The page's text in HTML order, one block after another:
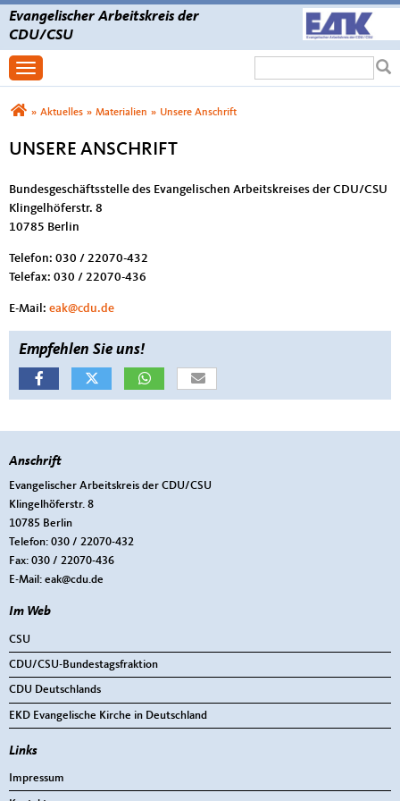
Evangelischer Arbeitskreis der
CDU/CSU
Toggle navigation
Sie sind hier
» Aktuelles » Materialien » Unsere Anschrift
UNSERE ANSCHRIFT
Bundesgeschäftsstelle des Evangelischen Arbeitskreises der CDU/CSU
Klingelhöferstr. 8
10785 Berlin
Telefon: 030 / 22070-432
Telefax: 030 / 22070-436
E-Mail: eak@cdu.de
Empfehlen Sie uns!
Fußbereich
Anschrift
Evangelischer Arbeitskreis der CDU/CSU
Klingelhöferstr. 8
10785 Berlin
Telefon: 030 / 22070-432
Fax: 030 / 22070-436
E-Mail: eak@cdu.de
Im Web
CSU
CDU/CSU-Bundestagsfraktion
CDU Deutschlands
EKD Evangelische Kirche in Deutschland
Links
Impressum